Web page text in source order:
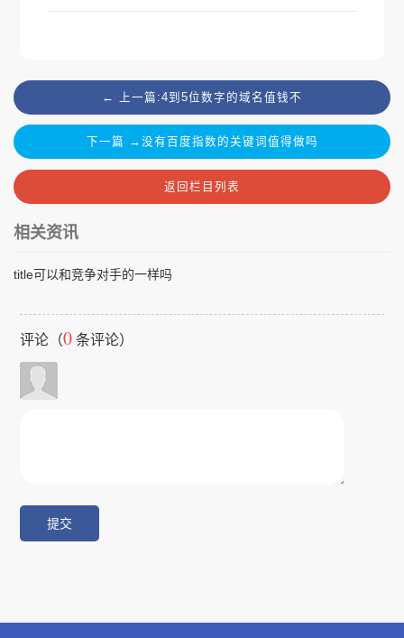
← 上一篇:4到5位数字的域名值钱不
下一篇 →没有百度指数的关键词值得做吗
返回栏目列表
相关资讯
title可以和竞争对手的一样吗
评论（0 条评论）